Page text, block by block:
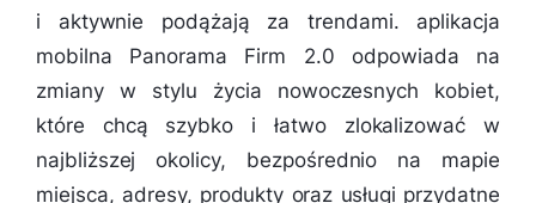
i aktywnie podążają za trendami. aplikacja
mobilna Panorama Firm 2.0 odpowiada na
zmiany w stylu życia nowoczesnych kobiet,
które chcą szybko i łatwo zlokalizować w
najbliższej okolicy, bezpośrednio na mapie
miejsca, adresy, produkty oraz usługi przydatne